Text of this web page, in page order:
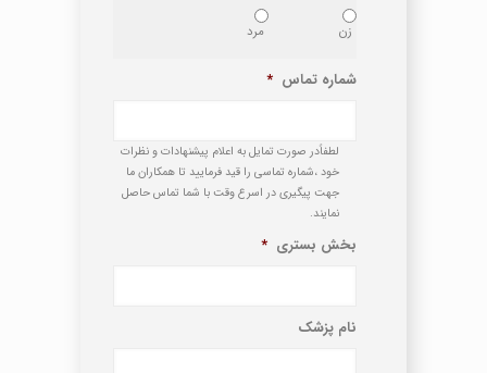
زن مرد
شماره تماس *
لطفاًدر صورت تمایل به اعلام پیشنهادات و نظرات
خود ،شماره تماسی را قید فرمایید تا همکاران ما
جهت پیگیری در اسرع وقت با شما تماس حاصل
نمایند.
بخش بستری *
نام پزشک